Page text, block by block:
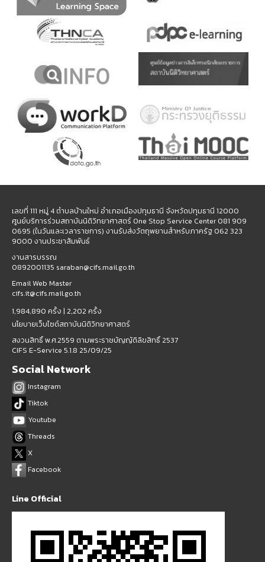
เลขที่ 111 หมู่ 4 ตำบลบ้านใหม่ อำเภอเมืองปทุมธานี จังหวัดปทุมธานี 12000
ศูนย์บริการร่วมสถาบันนิติวิทยาศาสตร์ One Stop Service Center 081 909
0695 (ในวันและเวลาราชการ) งานรับส่งวัตถุพยานสำหรับภาครัฐ 062 323
9000 งานประชาสัมพันธ์
งานสารบรรณ
0892001135 saraban@cifs.mail.go.th
Email Web Master
cifs.it@cifs.mail.go.th
1,984,890 ครั้ง | 2,202 ครั้ง
นโยบายเว็บไซต์สถาบันนิติวิทยาศาสตร์
สงวนสิทธิ์ พ.ศ.2559 ตามพระราชบัญญัติลิขสิทธิ์ 2537
CIFS E-Service 5.1.8 25/09/25
Social Network
Instagram
Tiktok
Youtube
Threads
X
Facebook
Line Official